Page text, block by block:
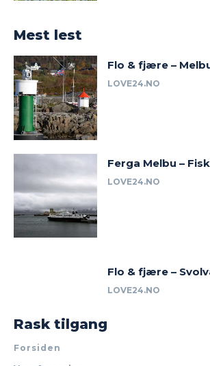
Mest lest
Flo & fjære –
LOVE24.NO
Ferga Melbu –
LOVE24.NO
Flo & fjære –
LOVE24.NO
Rask tilgang
Forsiden